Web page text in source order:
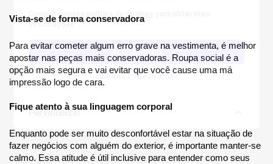
Vista-se de forma conservadora
Para evitar cometer algum erro grave na vestimenta, é melhor
apostar nas peças mais conservadoras. Roupa social é a
opção mais segura e vai evitar que você cause uma má
impressão logo de cara.
Fique atento à sua linguagem corporal
Enquanto pode ser muito desconfortável estar na situação de
fazer negócios com alguém do exterior, é importante manter-se
calmo. Essa atitude é útil inclusive para entender como seus
Consulte nossa política de cookies
informações.
Aceitar tudo
Apenas necessários
Personalizar